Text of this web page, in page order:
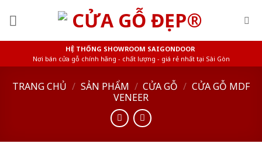
HỆ THỐNG SHOWROOM SAIGONDOOR
Nơi bán cửa gỗ chính hãng - chất lượng - giá rẻ nhất tại Sài Gòn
TRANG CHỦ / SẢN PHẨM / CỬA GỖ / CỬA GỖ MDF
VENEER